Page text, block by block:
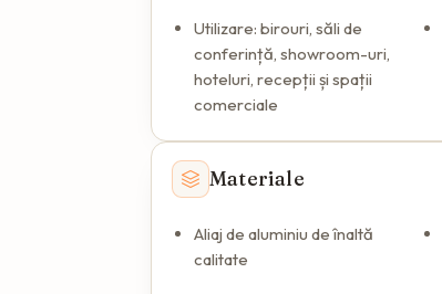
Utilizare: birouri, săli de
conferință, showroom-uri,
hoteluri, recepții și spații
comerciale
Materiale
Aliaj de aluminiu de înaltă
calitate